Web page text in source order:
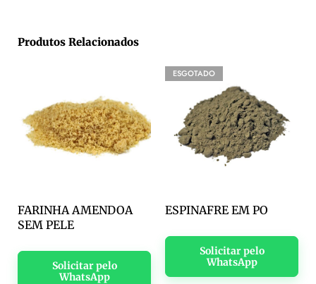
Produtos Relacionados
FARINHA AMENDOA
SEM PELE
Solicitar pelo
WhatsApp
ESGOTADO
ESPINAFRE EM PO
Solicitar pelo
WhatsApp